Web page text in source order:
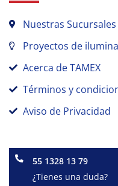
Nuestras Sucursales
Proyectos de
Acerca de TAMEX
Términos y
Aviso de Privacidad
55 1328 13 79
¿Tienes una duda?